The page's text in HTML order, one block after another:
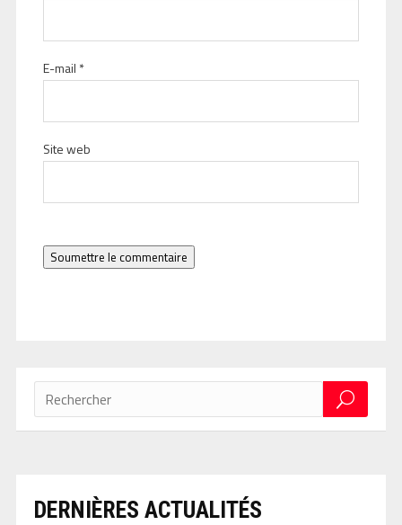
E-mail *
Site web
Soumettre le commentaire
DERNIÈRES ACTUALITÉS